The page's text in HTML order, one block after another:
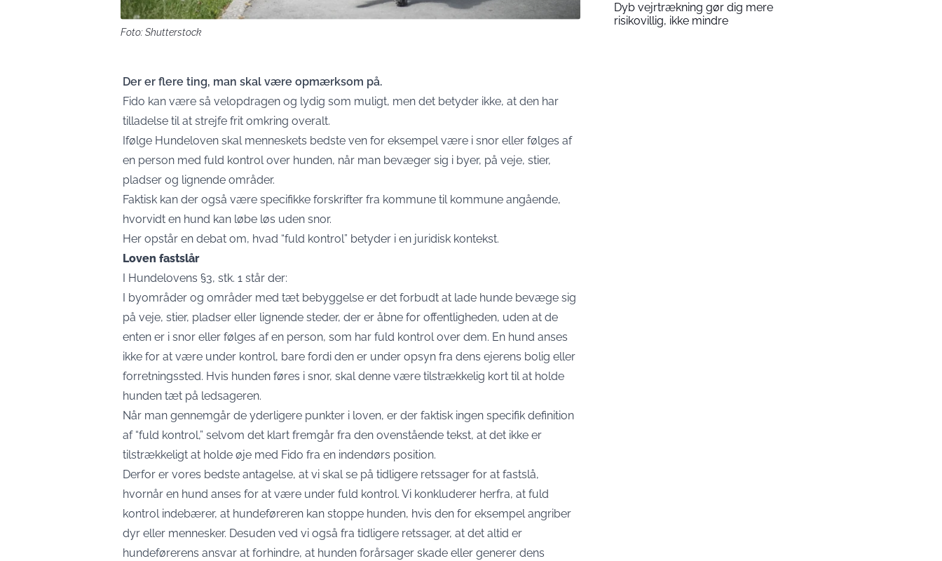
Foto: Shutterstock
Der er flere ting, man skal være opmærksom på.
Fido kan være så velopdragen og lydig som muligt, men det betyder ikke, at den har
tilladelse til at strejfe frit omkring overalt.
Ifølge Hundeloven skal menneskets bedste ven for eksempel være i snor eller følges af
en person med fuld kontrol over hunden, når man bevæger sig i byer, på veje, stier,
pladser og lignende områder.
Faktisk kan der også være specifikke forskrifter fra kommune til kommune angående,
hvorvidt en hund kan løbe løs uden snor.
Her opstår en debat om, hvad “fuld kontrol” betyder i en juridisk kontekst.
Loven fastslår
I Hundelovens §3, stk. 1 står der:
I byområder og områder med tæt bebyggelse er det forbudt at lade hunde bevæge sig
på veje, stier, pladser eller lignende steder, der er åbne for offentligheden, uden at de
enten er i snor eller følges af en person, som har fuld kontrol over dem. En hund anses
ikke for at være under kontrol, bare fordi den er under opsyn fra dens ejerens bolig eller
forretningssted. Hvis hunden føres i snor, skal denne være tilstrækkelig kort til at holde
hunden tæt på ledsageren.
Når man gennemgår de yderligere punkter i loven, er der faktisk ingen specifik definition
af “fuld kontrol,” selvom det klart fremgår fra den ovenstående tekst, at det ikke er
tilstrækkeligt at holde øje med Fido fra en indendørs position.
Derfor er vores bedste antagelse, at vi skal se på tidligere retssager for at fastslå,
hvornår en hund anses for at være under fuld kontrol. Vi konkluderer herfra, at fuld
kontrol indebærer, at hundeføreren kan stoppe hunden, hvis den for eksempel angriber
dyr eller mennesker. Desuden ved vi også fra tidligere retssager, at det altid er
hundeførerens ansvar at forhindre, at hunden forårsager skade eller generer dens
Dyb vejrtrækning gør dig mere
risikovillig, ikke mindre